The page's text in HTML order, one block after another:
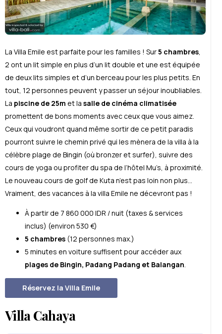
La Villa Emile est parfaite pour les familles ! Sur5 chambres
2 ont un lit simple en plus d’un lit double et une est équipée
de deux lits simples et d’un berceau pour les plus petits. En
tout, 12 personnes peuvent y passer un séjour inoubliables.
La piscine de 25m et la salle de cinéma climatisée
promettent de bons moments avec ceux que vous aimez.
Ceux qui voudront quand même sortir de ce petit paradis
pourront suivre le chemin privé qui les mènera de la villa à la
célèbre plage de Bingin (où bronzer et surfer), suivre des
cours de yoga ou profiter du spa de l’hôtel Mu’s, à proximité.
Le nouveau cours de golf de Kuta n’est pas loin non plus…
Vraiment, des vacances à la villa Emile ne décevront pas !
À partir de 7 860 000 IDR / nuit (taxes & services
inclus) (environ 530 €)
5 chambres (12 personnes max.)
5 minutes en voiture suffisent pour accéder aux
plages de Bingin, Padang Padang et Balangan
Réservez la Villa Emile
Villa Cahaya